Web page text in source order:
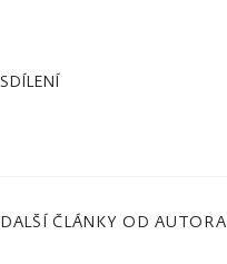
SDÍLENÍ
DALŠÍ ČLÁNKY OD AUTORA